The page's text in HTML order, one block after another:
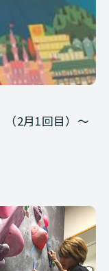
2月1回目）～